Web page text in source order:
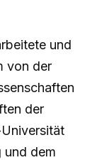
und
von der
der
und dem